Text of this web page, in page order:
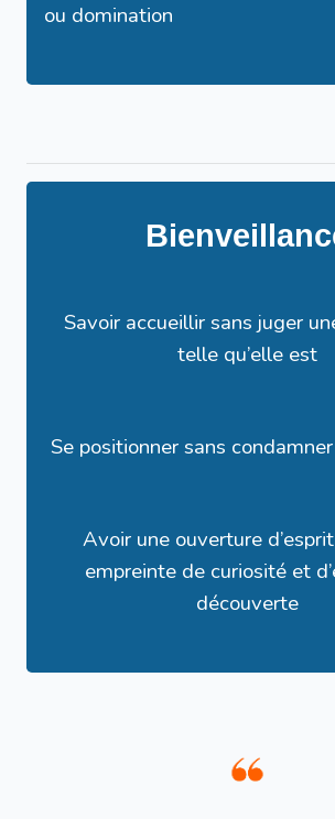
ou domination
Savoir accueillir sans juger
telle qu’elle est
Se positionner sans
Avoir une ouverture
empreinte de curiosité et
découverte